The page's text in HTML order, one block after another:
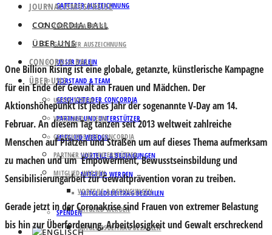
GATTERER AUSZEICHNUNG
CONCORDIA BALL
ÜBER UNS
UNSER VEREIN
VORSTAND & TEAM
GESCHICHTE DER CONCORDIA
PARTNER UND UNTERSTÜTZER
MITGLIED WERDEN
VORTEILE & BEDINGUNGEN
MITGLIED WERDEN
MITGLIEDSBEITRAG BEZAHLEN
SPENDEN
JOURNALISMUSPREISE
CONCORDIA PREISE
GATTERER AUSZEICHNUNG
CONCORDIA BALL
ÜBER UNS
UNSER VEREIN
VORSTAND & TEAM
GESCHICHTE DER CONCORDIA
PARTNER UND UNTERSTÜTZER
MITGLIED WERDEN
VORTEILE & BEDINGUNGEN
MITGLIED WERDEN
MITGLIEDSBEITRAG BEZAHLEN
One Billion Rising ist eine globale, getanzte, künstlerische Kampagne
für ein Ende der Gewalt an Frauen und Mädchen. Der
Aktionshöhepunkt ist jedes Jahr der sogenannte V-Day am 14.
Februar. An diesem Tag tanzen seit 2013 weltweit zahlreiche
Menschen auf Plätzen und Straßen um auf dieses Thema aufmerksam
zu machen und um Empowerment, Bewusstseinsbildung und
Sensibilisierungarbeit zur Gewaltprävention voran zu treiben.
Gerade jetzt in der Coronakrise sind Frauen von extremer Belastung
bis hin zur Überforderung, Arbeitslosigkeit und Gewalt erschreckend